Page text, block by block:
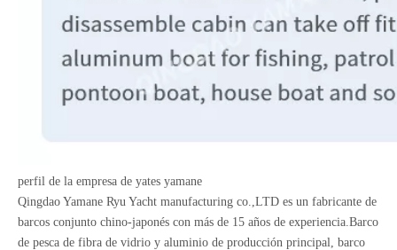
perfil de la empresa de yates yamane
Qingdao Yamane Ryu Yacht manufacturing co.,LTD es un fabricante de
barcos conjunto chino-japonés con más de 15 años de experiencia.Barco
de pesca de fibra de vidrio y aluminio de producción principal, barco